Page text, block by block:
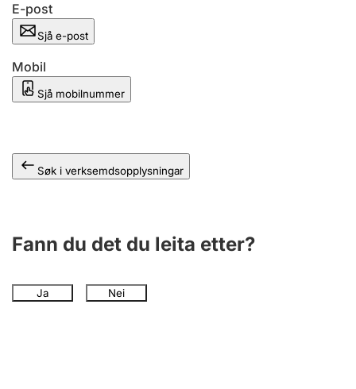
E-post
Sjå e-post
Mobil
Sjå mobilnummer
Søk i verksemdsopplysningar
Fann du det du leita etter?
Ja Nei